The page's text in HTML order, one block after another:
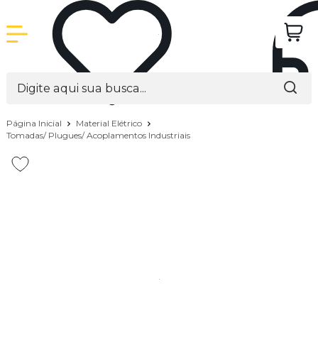
Página Inicial
Material Elétrico
Tomadas/ Plugues/ Acoplamentos Industriais